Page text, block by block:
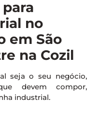
no
em São
na Cozil
seja o seu negócio,
devem compor,
industrial.